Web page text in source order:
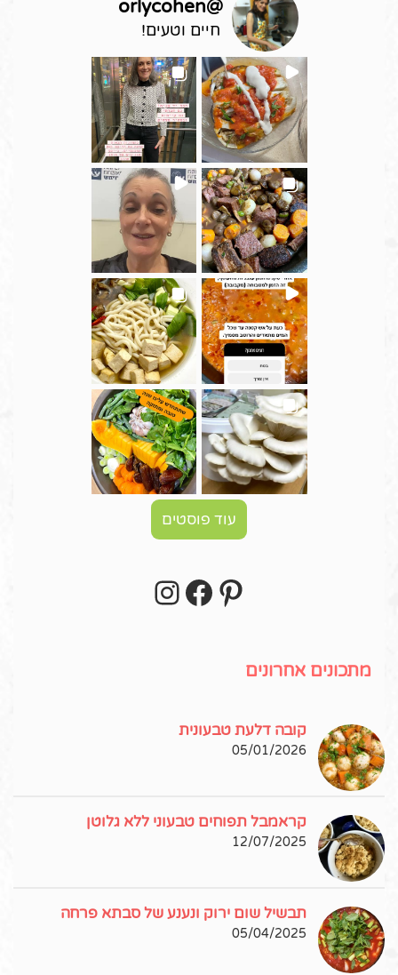
@
orlycohen
חיים וטעים!
עוד פוסטים
Pinterest
Facebook
מתכונים אחרונים
קובה דלעת טבעונית
05/01/2026
קראמבל תפוחים טבעוני ללא גלוטן
12/07/2025
תבשיל שום ירוק ונענע של סבתא פרחה
05/04/2025